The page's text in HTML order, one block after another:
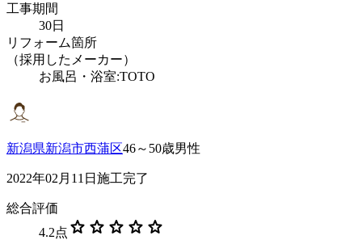
工事期間
30日
リフォーム箇所
（採用したメーカー）
お風呂・浴室:TOTO
新潟県新潟市西蒲区46～50歳男性
2022年02月11日施工完了
総合評価
4.2点 star star star star star